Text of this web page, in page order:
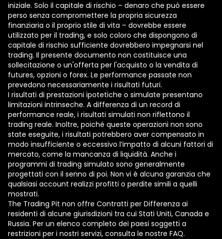
iniziale. Solo il capitale di rischio – denaro che può essere
perso senza compromettere la propria sicurezza
finanziaria o il proprio stile di vita – dovrebbe essere
utilizzato per il trading, e solo coloro che dispongono di
capitale di rischio sufficiente dovrebbero impegnarsi nel
trading. Il presente documento non costituisce una
sollecitazione o un'offerta per l'acquisto o la vendita di
futures, opzioni o forex. Le performance passate non
prevedono necessariamente i risultati futuri.
I risultati di prestazioni ipotetiche o simulate presentano
limitazioni intrinseche. A differenza di un record di
performance reale, i risultati simulati non riflettono il
trading reale. Inoltre, poiché queste operazioni non sono
state eseguite, i risultati potrebbero aver compensato in
modo insufficiente o eccessivo l’impatto di alcuni fattori di
mercato, come la mancanza di liquidità. Anche i
programmi di trading simulato sono generalmente
progettati con il senno di poi. Non vi è alcuna garanzia che
qualsiasi account realizzi profitti o perdite simili a quelli
mostrati.
The Trading Pit non offre Contratti per Differenza ai
residenti di alcune giurisdizioni tra cui Stati Uniti, Canada e
Russia. Per un elenco completo dei paesi soggetti a
restrizioni per i nostri servizi, consulta le nostre FAQ.